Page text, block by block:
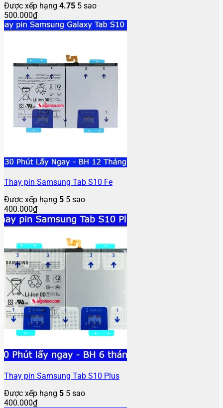
Được xếp hạng 4.75 5 sao
500.000₫
Thay pin Samsung Tab S10 Fe
Được xếp hạng 5 5 sao
400.000₫
Thay pin Samsung Tab S10 Plus
Được xếp hạng 5 5 sao
400.000₫